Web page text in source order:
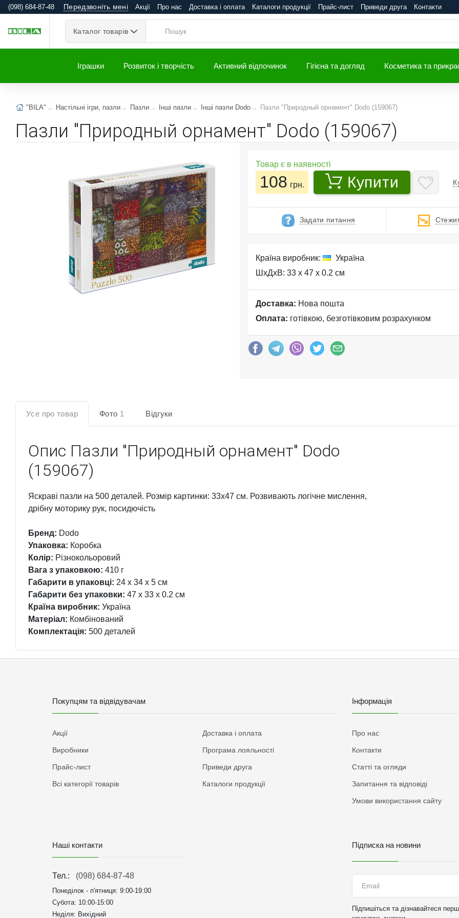
(098) 684-87-48 Передзвоніть мені Акції Про нас Доставка і оплата Каталоги продукції Прайс-лист Приведи друга Контакти
Каталог товарів
Іграшки Розвиток і творчість Активний відпочинок Гігієна та догляд Косметика та
"BILA" Настільні ігри, пазли Пазли Інші пазли Інші пазли Dodo Пазли "Природный орнамент" Dodo (159067)
Пазли "Природный орнамент" Dodo (159067)
Товар є в наявності
108 грн. Купити
Задати питання
Країна виробник:
Україна
ШхДхВ: 33 x 47 x 0.2 см
Доставка: Нова пошта
Оплата: готівкою, безготівковим розрахунком
Усе про товар Фото 1 Відгуки
Опис Пазли "Природный орнамент" Dodo
(159067)
Яскраві пазли на 500 деталей. Розмір картинки: 33х47 см. Розвивають логічне мислення,
дрібну моторику рук, посидючість
Бренд: Dodo
Упаковка: Коробка
Колір: Різнокольоровий
Вага з упаковкою: 410 г
Габарити в упаковці: 24 x 34 x 5 см
Габарити без упаковки: 47 x 33 x 0.2 см
Країна виробник: Україна
Матеріал: Комбінований
Комплектація: 500 деталей
Покупцям та відвідувачам
Акції
Виробники
Прайс-лист
Всі категорії товарів
Доставка і оплата
Програма лояльності
Приведи друга
Каталоги продукції
Інформація
Про нас
Контакти
Статті та огляди
Запитання та відповіді
Умови використання сайту
Наші контакти
Тел.: (098) 684-87-48
Понеділок - п'ятниця: 9:00-19:00
Субота: 10:00-15:00
Неділя: Вихідний
Підписка на новини
Підпишіться та дізнавайтеся